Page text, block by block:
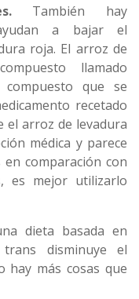
También hay
a bajar el
roja. El arroz de
llamado
que se
recetado
el arroz de levadura
médica y parece
comparación con
es mejor utilizarlo
dieta basada en
disminuye el
hay más cosas que